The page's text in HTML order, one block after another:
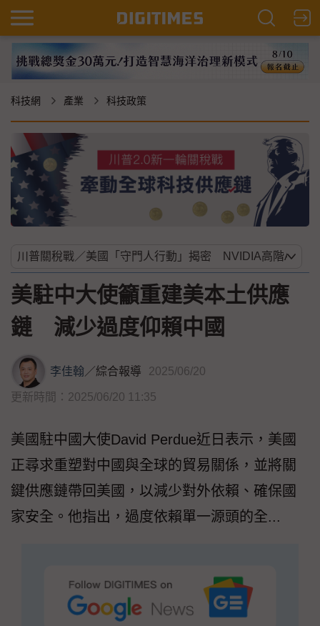
科技網 產業 科技政策
美駐中大使籲重建美本土供應
鏈 減少過度仰賴中國
李佳翰／綜合報導 2025/06/20
更新時間：2025/06/20 11:35
美國駐中國大使David Perdue近日表示，美國
正尋求重塑對中國與全球的貿易關係，並將關
鍵供應鏈帶回美國，以減少對外依賴、確保國
家安全。他指出，過度依賴單一源頭的全...